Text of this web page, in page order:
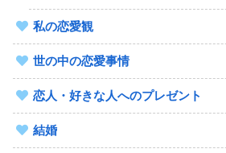
私の恋愛観
世の中の恋愛事情
恋人・好きな人へのプレゼント
結婚